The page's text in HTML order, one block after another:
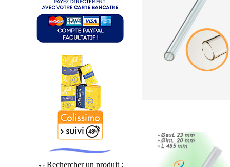
Rechercher un produit :